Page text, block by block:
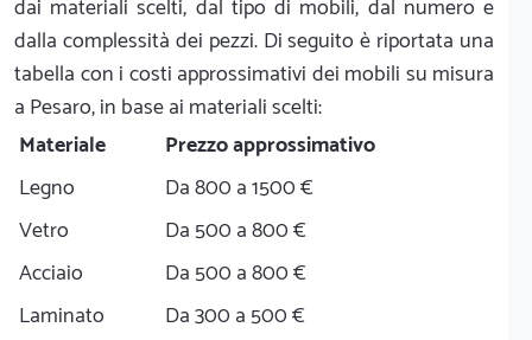
dai materiali scelti, dal tipo di mobili, dal numero e
dalla complessità dei pezzi. Di seguito è riportata una
tabella con i costi approssimativi dei mobili su misura
a Pesaro, in base ai materiali scelti:
Materiale
Prezzo approssimativo
Legno
Da 800 a 1500 €
Vetro
Da 500 a 800 €
Acciaio
Da 500 a 800 €
Laminato
Da 300 a 500 €